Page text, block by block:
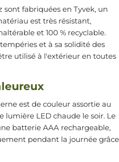
sont fabriquées en Tyvek, un
est très résistant,
et 100 % recyclable.
et à sa solidité des
utilisé à l'extérieur en toutes
est de couleur assortie au
lumière LED chaude le soir. Le
batterie AAA rechargeable,
pendant la journée grâce